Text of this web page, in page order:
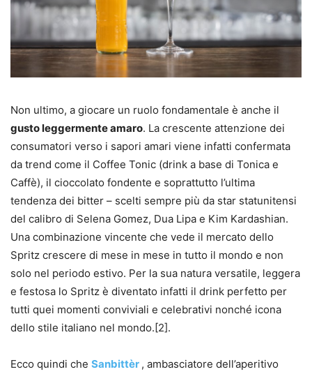
Non ultimo, a giocare un ruolo fondamentale è anche il
gusto leggermente amaro. La crescente attenzione dei
consumatori verso i sapori amari viene infatti confermata
da trend come il Coffee Tonic (drink a base di Tonica e
Caffè), il cioccolato fondente e soprattutto l’ultima
tendenza dei bitter – scelti sempre più da star statunitensi
del calibro di Selena Gomez, Dua Lipa e Kim Kardashian.
Una combinazione vincente che vede il mercato dello
Spritz crescere di mese in mese in tutto il mondo e non
solo nel periodo estivo. Per la sua natura versatile, leggera
e festosa lo Spritz è diventato infatti il drink perfetto per
tutti quei momenti conviviali e celebrativi nonché icona
dello stile italiano nel mondo.[2].
Ecco quindi che Sanbittèr , ambasciatore dell’aperitivo